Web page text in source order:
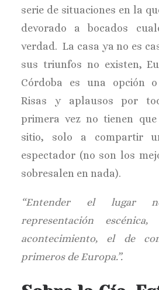
serie de situaciones en la
devorado a bocados
verdad. La casa ya no es
sus triunfos no existen,
Córdoba es una opción
Risas y aplausos por
primera vez no tienen
sitio, solo a compartir
espectador (no son los
sobresalen en nada).
“Entender el lugar
representación
acontecimiento, el de
primeros de Europa.”.